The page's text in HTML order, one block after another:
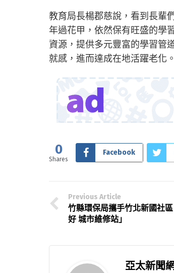
教育局長楊郡慈說，看到長輩
年過花甲，依然保有旺盛的學
資源，提供多元豐富的學習管
就感，進而達成在地活躍老化。
0
Shares
Facebook
Previous Article
竹縣環保局攜手竹北新國社
好 城市維修站」
亞太新聞網